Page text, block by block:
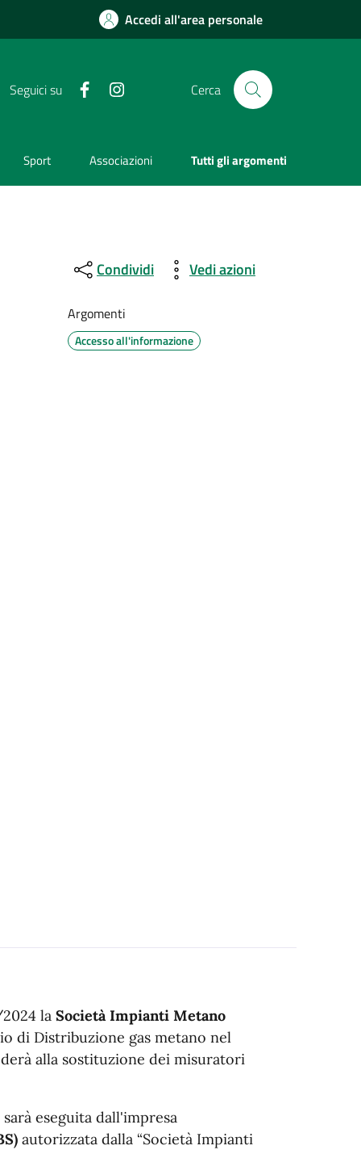
Accedi all'area personale
Seguici su Facebook Cerca
Sport Associazioni Tutti gli argomenti
Condividi Vedi azioni
Argomenti
Accesso all'informazione
la Società Impianti Metano
di Distribuzione gas metano nel
alla sostituzione dei misuratori
eseguita dall'impresa
autorizzata dalla “Società Impianti